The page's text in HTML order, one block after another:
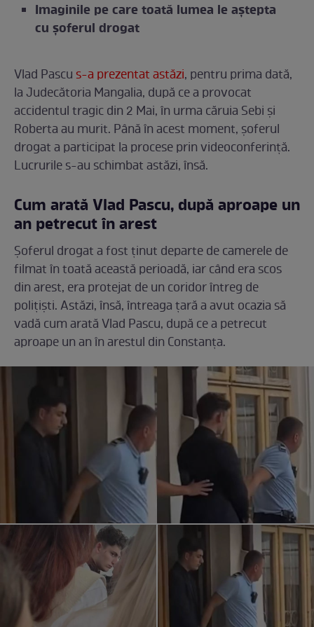
Imaginile pe care toată lumea le aștepta
cu șoferul drogat
Vlad Pascu s-a prezentat astăzi, pentru prima dată,
la Judecătoria Mangalia, după ce a provocat
accidentul tragic din 2 Mai, în urma căruia Sebi și
Roberta au murit. Până în acest moment, șoferul
drogat a participat la procese prin videoconferință.
Lucrurile s-au schimbat astăzi, însă.
Cum arată Vlad Pascu, după aproape un
an petrecut în arest
Șoferul drogat a fost ținut departe de camerele de
filmat în toată această perioadă, iar când era scos
din arest, era protejat de un coridor întreg de
polițiști. Astăzi, însă, întreaga țară a avut ocazia să
vadă cum arată Vlad Pascu, după ce a petrecut
aproape un an în arestul din Constanța.